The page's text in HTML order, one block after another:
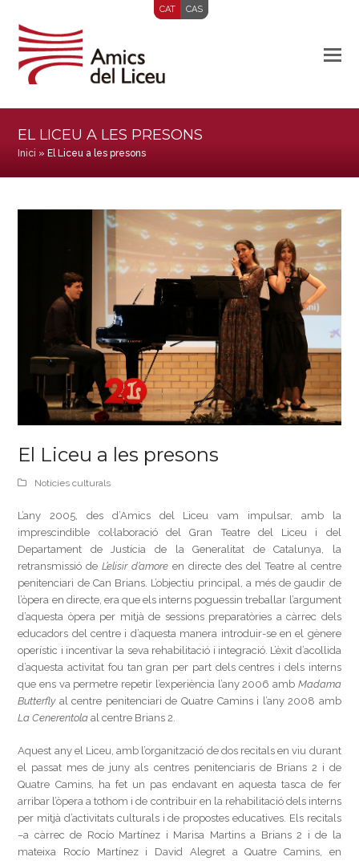
CAT CAS
EL LICEU A LES PRESONS
Inici » El Liceu a les presons
El Liceu a les presons
Notícies culturals
L’any 2005, des d’Amics del Liceu vam impulsar, amb la
imprescindible col·laboració del Gran Teatre del Liceu i del
Departament de Justícia de la Generalitat de Catalunya, la
retransmissió deL’elisir d’amore en directe des del Teatre al centre
penitenciari de Can Brians. L’objectiu principal, a més de gaudir de
l’òpera en directe, era que els interns poguessin treballar l’argument
d’aquesta òpera per mitjà de sessions preparatòries a càrrec dels
educadors del centre i d’aquesta manera introduir-se en el gènere
operístic i incentivar la seva rehabilitació i integració. L’èxit d’acollida
d’aquesta activitat fou tan gran per part dels centres i dels interns
que ens va permetre repetir l’experiència l’any 2006 amb Madama
Butterfly al centre penitenciari de Quatre Camins i l’any 2008 amb
La Cenerentolaal centre Brians 2.
Aquest any el Liceu, amb l’organització de dos recitals en viu durant
el passat mes de juny als centres penitenciaris de Brians 2 i de
Quatre Camins, ha fet un pas endavant en aquesta tasca de fer
arribar l’òpera a tothom i de contribuir en la rehabilitació dels interns
per mitjà d’activitats culturals i de propostes educatives. Els recitals
–a càrrec de Rocío Martínez i Marisa Martins a Brians 2 i de la
mateixa Rocío Martínez i David Alegret a Quatre Camins, en